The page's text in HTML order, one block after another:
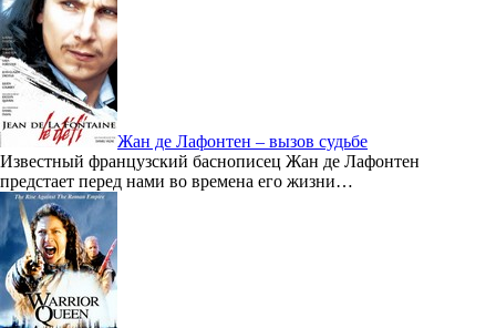
Жан де Лафонтен – вызов судьбе
Известный французский баснописец Жан де Лафонтен
предстает перед нами во времена его жизни…